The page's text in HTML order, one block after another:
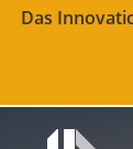
Das